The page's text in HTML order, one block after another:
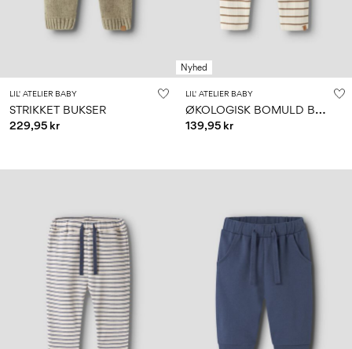
LIL' ATELIER BABY
STRIKKET BUKSER
229,95 kr
Nyhed
LIL' ATELIER BABY
Ø
KOLOGISK BOMULD BUKSER
139,95 kr